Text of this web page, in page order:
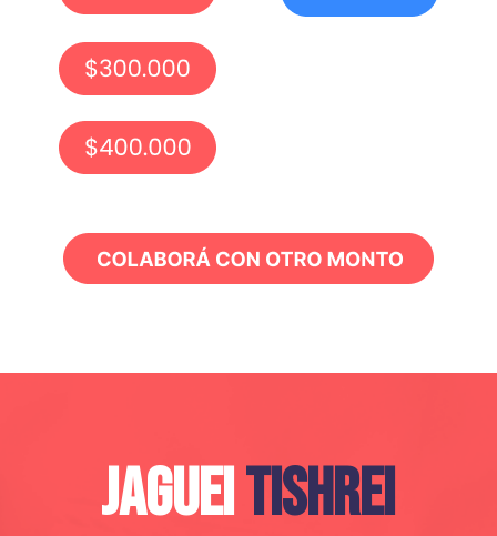
JAGUEITISHREI